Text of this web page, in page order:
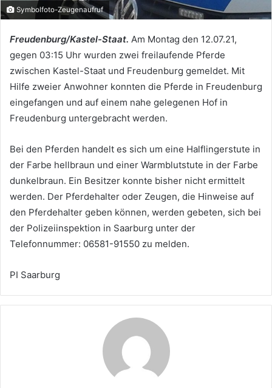
Symbolfoto-Zeugenaufruf
Freudenburg/Kastel-Staat. Am Montag den 12.07.21,
gegen 03:15 Uhr wurden zwei freilaufende Pferde
zwischen Kastel-Staat und Freudenburg gemeldet. Mit
Hilfe zweier Anwohner konnten die Pferde in Freudenburg
eingefangen und auf einem nahe gelegenen Hof in
Freudenburg untergebracht werden.
Bei den Pferden handelt es sich um eine Halflingerstute in
der Farbe hellbraun und einer Warmblutstute in der Farbe
dunkelbraun. Ein Besitzer konnte bisher nicht ermittelt
werden. Der Pferdehalter oder Zeugen, die Hinweise auf
den Pferdehalter geben können, werden gebeten, sich bei
der Polizeiinspektion in Saarburg unter der
Telefonnummer: 06581-91550 zu melden.
PI Saarburg